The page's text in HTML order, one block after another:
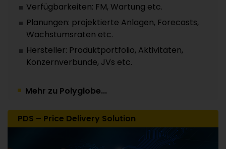
Verfügbarkeiten: FM, Wartung etc.
Planungen: projektierte Anlagen, Forecasts,
Wachstumsraten etc.
Hersteller: Produktportfolio, Aktivitäten,
Konzernverbunde, JVs etc.
Mehr zu Polyglobe...
PDS – Price Delivery Solution